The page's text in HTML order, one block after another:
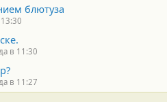
блютуза
в 11:30
в 11:27